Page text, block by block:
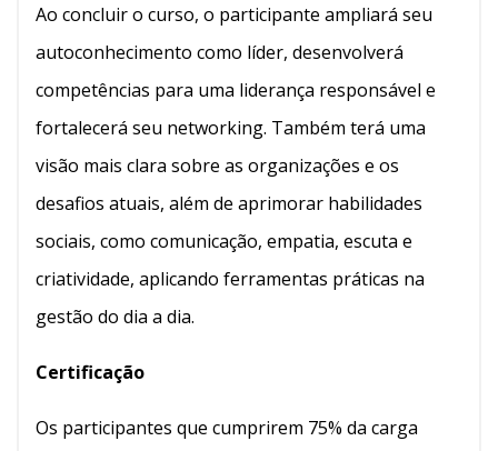
Ao concluir o curso, o participante ampliará seu
autoconhecimento como líder, desenvolverá
competências para uma liderança responsável e
fortalecerá seu networking. Também terá uma
visão mais clara sobre as organizações e os
desafios atuais, além de aprimorar habilidades
sociais, como comunicação, empatia, escuta e
criatividade, aplicando ferramentas práticas na
gestão do dia a dia.
Certificação
Os participantes que cumprirem 75% da carga